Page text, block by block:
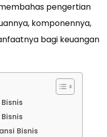
pengertian
komponennya,
bagi keuangan
Bisnis